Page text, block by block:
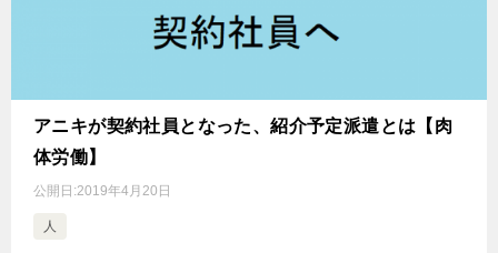
アニキが契約社員となった、紹介予定派遣とは【肉
体労働】
公開日:2019年4月20日
人